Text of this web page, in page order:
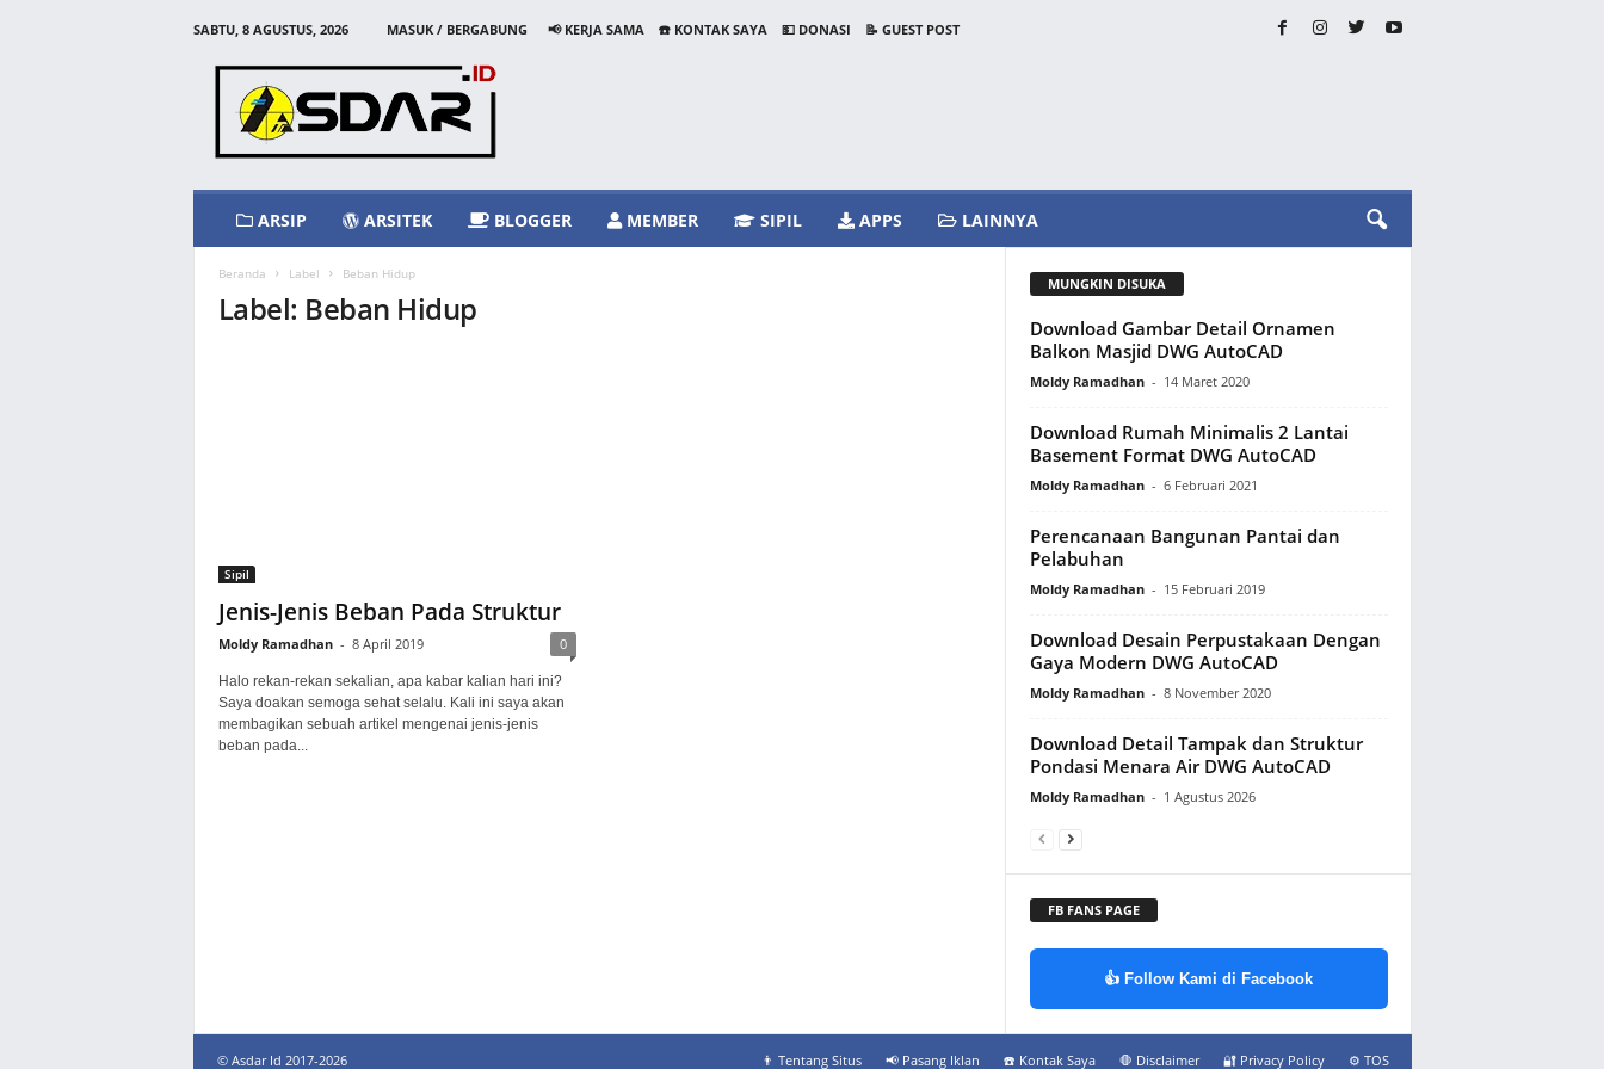
SABTU, 8 AGUSTUS, 2026 MASUK / BERGABUNG 📢 KERJA SAMA ☎️ KONTAK SAYA 💵 DONASI
📝 GUEST POST
ARSIP ARSITEK BLOGGER MEMBER SIPIL APPS LAINNYA
Beranda Label Beban Hidup
Label: Beban Hidup
Sipil
Jenis-Jenis Beban Pada Struktur
Moldy Ramadhan - 8 April 2019 0
Halo rekan-rekan sekalian, apa kabar kalian hari ini?
Saya doakan semoga sehat selalu. Kali ini saya akan
membagikan sebuah artikel mengenai jenis-jenis
beban pada...
MUNGKIN DISUKA
Download Gambar Detail Ornamen
Balkon Masjid DWG AutoCAD
Moldy Ramadhan - 14 Maret 2020
Download Rumah Minimalis 2 Lantai
Basement Format DWG AutoCAD
Moldy Ramadhan - 6 Februari 2021
Perencanaan Bangunan Pantai dan
Pelabuhan
Moldy Ramadhan - 15 Februari 2019
Download Desain Perpustakaan Dengan
Gaya Modern DWG AutoCAD
Moldy Ramadhan - 8 November 2020
Download Detail Tampak dan Struktur
Pondasi Menara Air DWG AutoCAD
Moldy Ramadhan - 1 Agustus 2026
FB FANS PAGE
👍 Follow Kami di Facebook
👨‍ Tentang Situs 📢 Pasang Iklan ☎️ Kontak Saya 🛑 Disclaimer 🔐 Privacy Policy ⚙️ TOS
© Asdar Id 2017-2026